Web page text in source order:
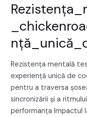
Rezistența mentală
experiență unică de
pentru a traversa
sincronizării și a
performanța Impactul